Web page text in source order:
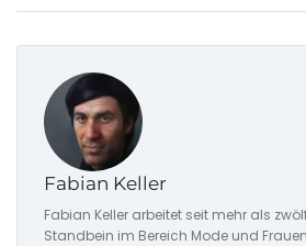
Fabian Keller
Fabian Keller arbeitet seit mehr als
Standbein im Bereich Mode und